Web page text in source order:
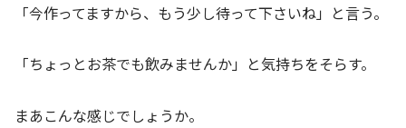
「今作ってますから、もう少し待って下さいね」と言う。
「ちょっとお茶でも飲みませんか」と気持ちをそらす。
まあこんな感じでしょうか。